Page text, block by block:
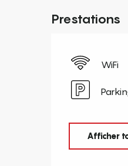
Prestations
WiFi
Afficher